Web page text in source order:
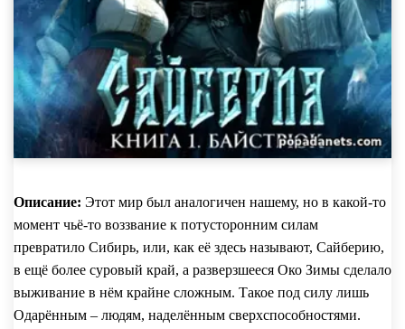
Описание: Этот мир был аналогичен нашему, но в какой-то
момент чьё-то воззвание к потусторонним силам
превратило Сибирь, или, как её здесь называют, Сайберию,
в ещё более суровый край, а разверзшееся Око Зимы сделало
выживание в нём крайне сложным. Такое под силу лишь
Одарённым – людям, наделённым сверхспособностями.